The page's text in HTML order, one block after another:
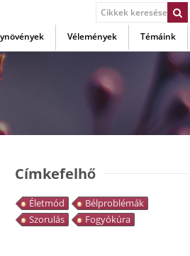
Vélemények Témáink
Címkefelhő
Életmód
Bélproblémák
Szorulás
Fogyókúra